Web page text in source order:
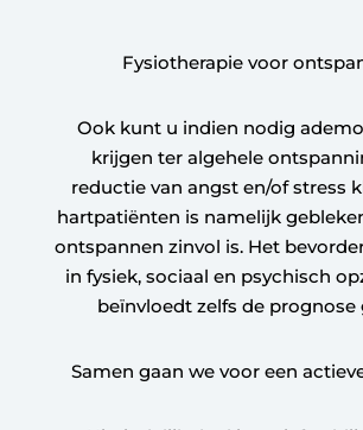
Fysiotherapie voor
Ook kunt u indien nodig
krijgen ter algehele
reductie van angst en/of stress
hartpatiënten is namelijk
ontspannen zinvol is. Het
in fysiek, sociaal en psychisch
beïnvloedt zelfs de prognose
Samen gaan we voor een